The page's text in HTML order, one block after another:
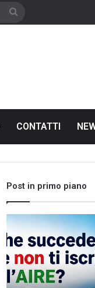
Cerca
CONTATTI
Post in primo piano
Che
succede
se
non
ti
iscrivi